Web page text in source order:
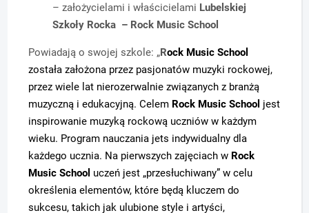
– założycielami i właścicielami Lubelskiej
Szkoły Rocka – Rock Music School
Powiadają o swojej szkole: „Rock Music School
została założona przez pasjonatów muzyki rockowej,
przez wiele lat nierozerwalnie związanych z branżą
muzyczną i edukacyjną.Celem Rock Music School jest
inspirowanie muzyką rockową uczniów w każdym
wieku. Program nauczania jets indywidualny dla
każdego ucznia. Na pierwszych zajęciach w Rock
Music School uczeń jest „przesłuchiwany” w celu
określenia elementów, które będą kluczem do
sukcesu, takich jak ulubione style i artyści,